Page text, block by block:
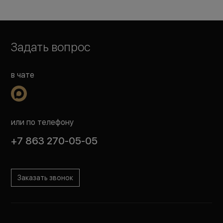
Задать вопрос
в чате
или по телефону
+7 863 270-05-05
Заказать звонок